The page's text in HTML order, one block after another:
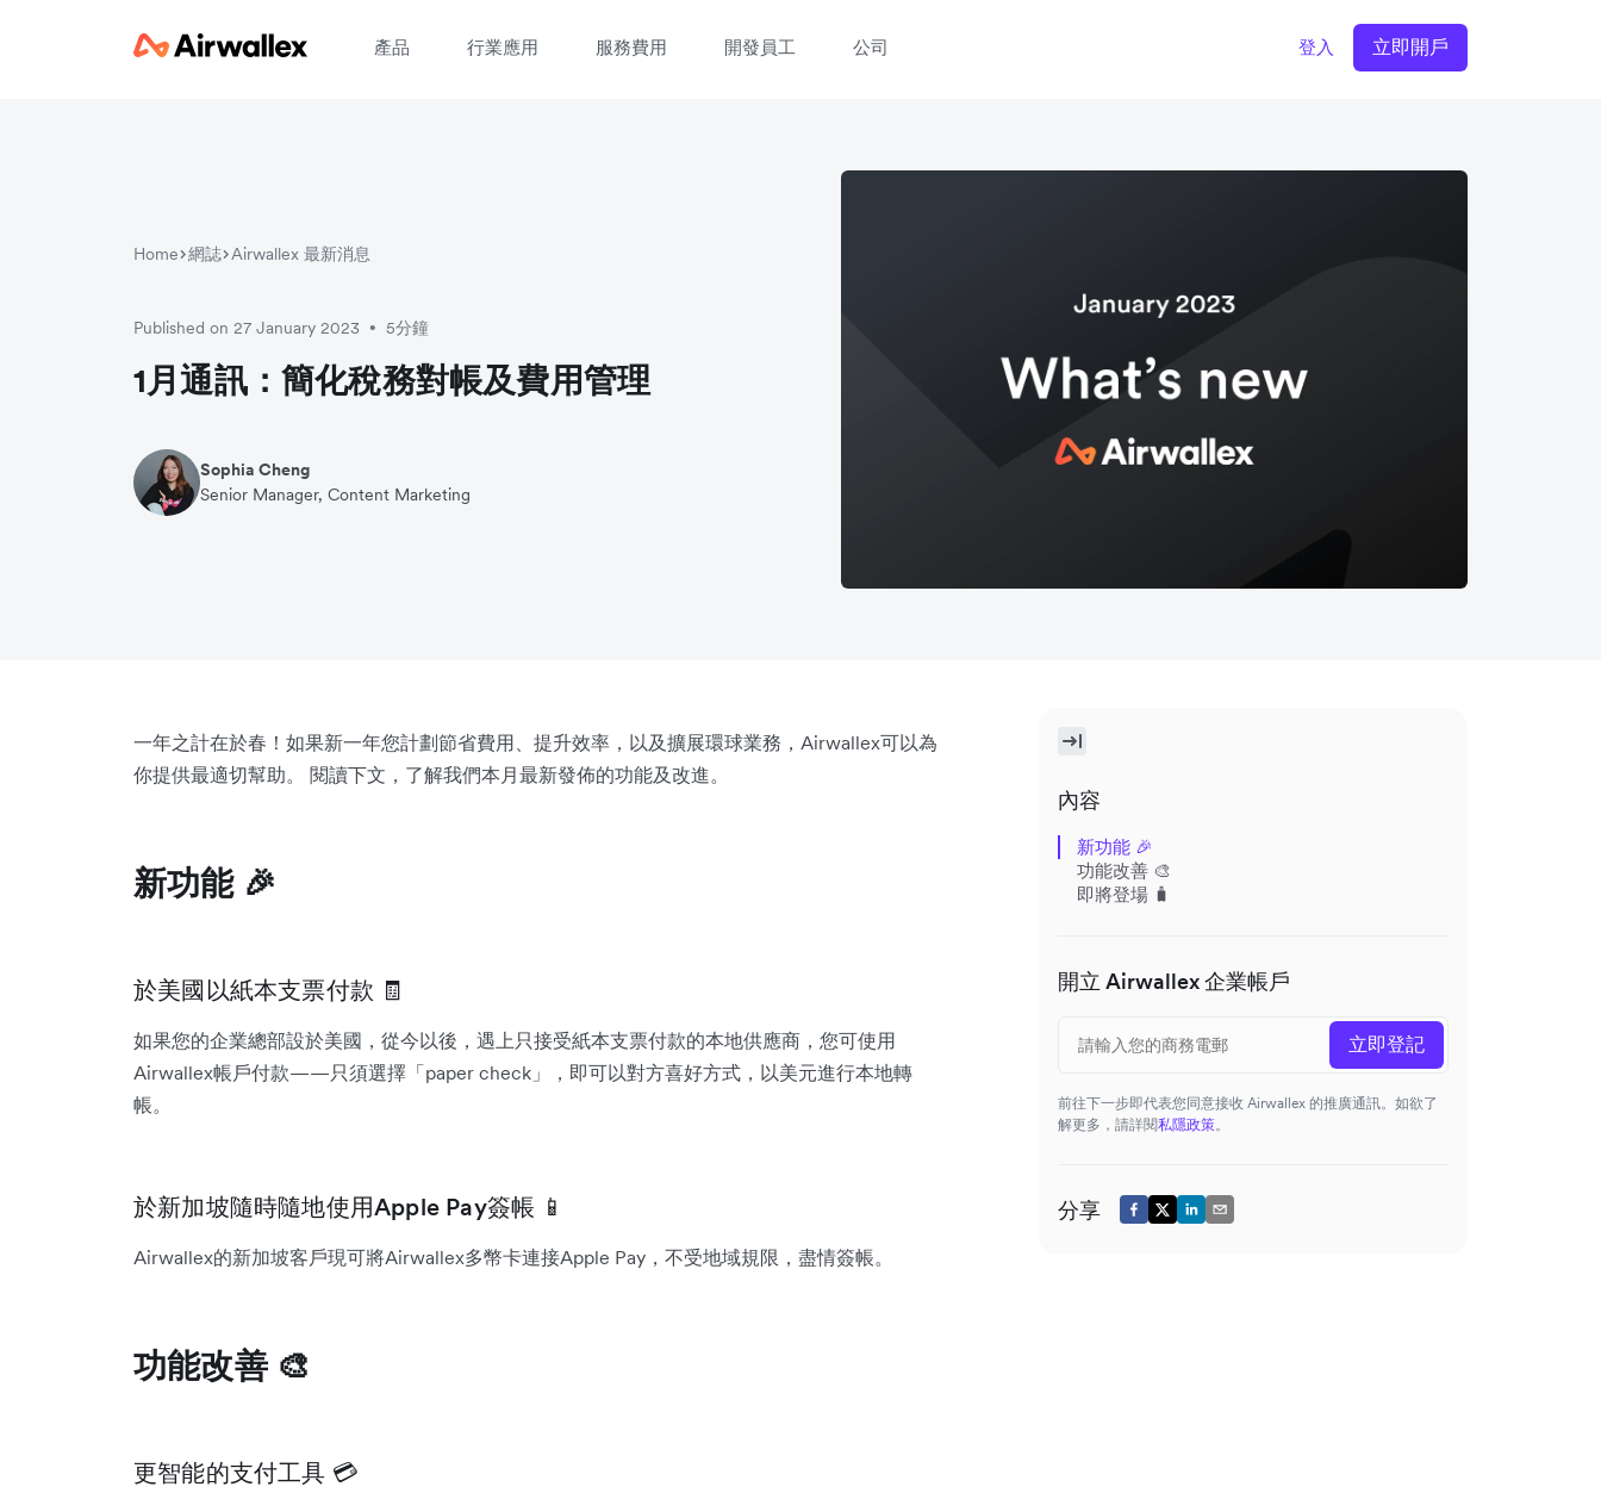
產品 行業應用 服務費用 開發員工 公司 登入 立即開戶
Home 網誌 Airwallex 最新消息
Published on 27 January 2023 • 5分鐘
1月通訊：簡化稅務對帳及費用管理
Sophia Cheng
Senior Manager, Content Marketing
一年之計在於春！如果新一年您計劃節省費用、提升效率，以及擴展環球業務，Airwallex可以為
你提供最適切幫助。 閱讀下文，了解我們本月最新發佈的功能及改進。
新功能 🎉
於美國以紙本支票付款 🧾
如果您的企業總部設於美國，從今以後，遇上只接受紙本支票付款的本地供應商，您可使用
Airwallex帳戶付款——只須選擇「paper check」，即可以對方喜好方式，以美元進行本地轉
帳。
於新加坡隨時隨地使用Apple Pay簽帳 📱
Airwallex的新加坡客戶現可將Airwallex多幣卡連接Apple Pay，不受地域規限，盡情簽帳。
功能改善 🎨
更智能的支付工具 💳
內容
新功能 🎉
功能改善 🎨
即將登場 🧳
開立 Airwallex 企業帳戶
立即登記
前往下一步即代表您同意接收 Airwallex 的推廣通訊。如欲了
解更多，請詳閱私隱政策。
分享